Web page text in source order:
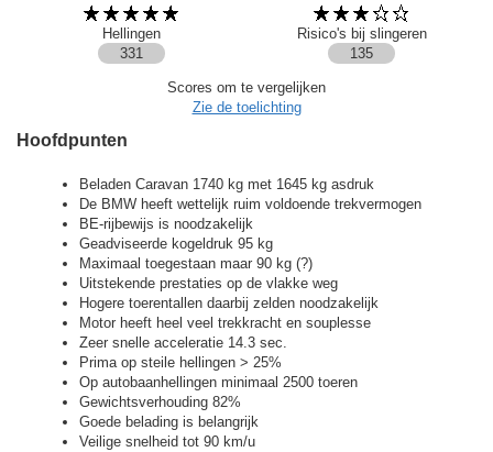
Hellingen
Risico's bij slingeren
331
135
Scores om te vergelijken
Zie de toelichting
Hoofdpunten
Beladen Caravan 1740 kg met 1645 kg asdruk
De BMW heeft wettelijk ruim voldoende trekvermogen
BE-rijbewijs is noodzakelijk
Geadviseerde kogeldruk 95 kg
Maximaal toegestaan maar 90 kg (?)
Uitstekende prestaties op de vlakke weg
Hogere toerentallen daarbij zelden noodzakelijk
Motor heeft heel veel trekkracht en souplesse
Zeer snelle acceleratie 14.3 sec.
Prima op steile hellingen > 25%
Op autobaanhellingen minimaal 2500 toeren
Gewichtsverhouding 82%
Goede belading is belangrijk
Veilige snelheid tot 90 km/u